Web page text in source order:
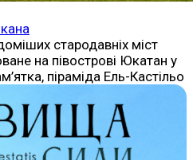
стародавніх міст
на півострові Юкатан у
піраміда Ель-Кастільо